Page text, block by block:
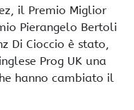
il Premio Miglior
Pierangelo Bertoli
Di Cioccio è stato,
Prog UK una
hanno cambiato il